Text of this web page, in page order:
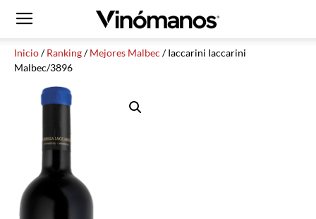
Inicio/Ranking/Mejores Malbec / Iaccarini Iaccarini
Malbec/3896